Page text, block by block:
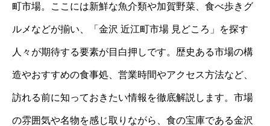
町市場。ここには新鮮な魚介類や加賀野菜、食べ歩きグ
ルメなどが揃い、「金沢 近江町市場 見どころ」を探す
人々が期待する要素が目白押しです。歴史ある市場の構
造やおすすめの食事処、営業時間やアクセス方法など、
訪れる前に知っておきたい情報を徹底解説します。市場
の雰囲気や名物を感じ取りながら、食の宝庫である金沢